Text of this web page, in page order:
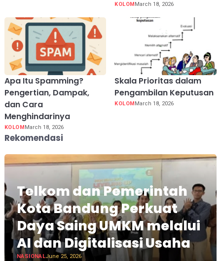
KOLOM March 18, 2026
Apa Itu Spamming?
Pengertian, Dampak,
dan Cara
Menghindarinya
KOLOMMarch 18, 2026
Skala Prioritas dalam
Pengambilan Keputusan
KOLOMMarch 18, 2026
Rekomendasi
Telkom dan Pemerintah
Kota Bandung Perkuat
Daya Saing UMKM melalui
AI dan Digitalisasi Usaha
NASIONALJune 25, 2026